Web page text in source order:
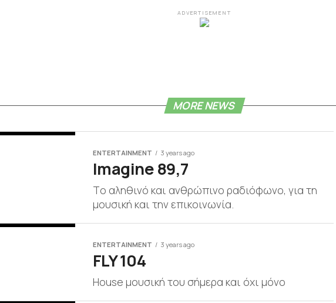
ADVERTISEMENT
MORE NEWS
ENTERTAINMENT 3 years ago
Imagine 89,7
Tο αληθινό και ανθρώπινο ραδιόφωνο, για τη
μουσική και την επικοινωνία.
ENTERTAINMENT 3 years ago
FLY 104
House μουσική του σήμερα και όχι μόνο